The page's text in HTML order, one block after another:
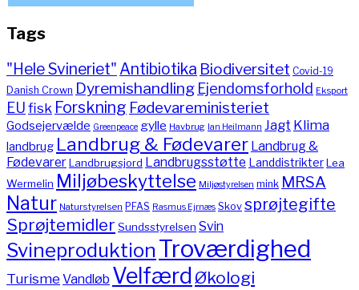
Tags
"Hele Svineriet" Antibiotika Biodiversitet Covid-19
Danish Crown Dyremishandling Ejendomsforhold Eksport
EUfisk Forskning Fødevareministeriet
Godsejervælde Greenpeace gylle Havbrug Ian Heilmann Jagt Klima
landbrug Landbrug & Fødevarer Landbrug &
FødevarerLandbrugsjord Landbrugsstøtte LanddistrikterLea
Wermelin Miljøbeskyttelse Miljøstyrelsen mink MRSA
Natur Naturstyrelsen PFAS Rasmus Ejrnæs Skov sprøjtegifte
Sprøjtemidler Sundsstyrelsen Svin
Svineproduktion Troværdighed
TurismeVandløb Velfærd Økologi